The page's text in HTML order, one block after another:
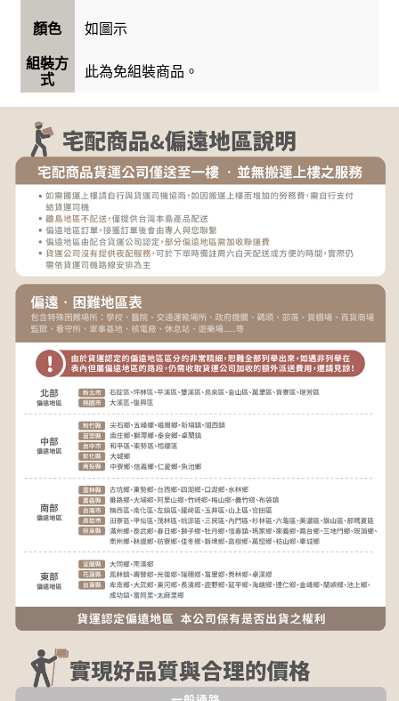
顏色 如圖示
組裝方
式
此為免組裝商品。